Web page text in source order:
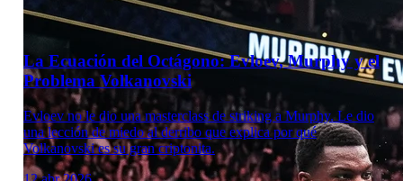
Laboratorio Técnico
La Ecuación del Octágono: Evloev, Murphy y el
Problema Volkanovski
Evloev no le dio una masterclass de striking a Murphy. Le dio
una lección de miedo al derribo que explica por qué
Volkanovski es su gran criptonita.